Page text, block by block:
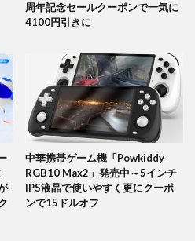
周年記念セールクーポンで一気に
4100円引きに
中華携帯ゲーム機「Powkiddy
RGB10 Max2」発売中～5インチ
IPS液晶で使いやすく更にクーポ
ンで15ドルオフ